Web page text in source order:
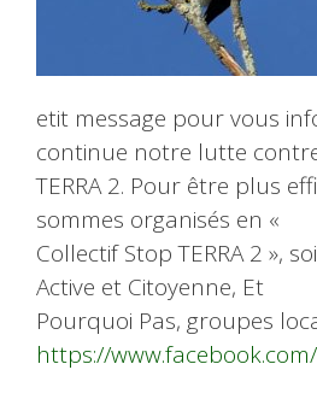
etit message pour vous
continue notre lutte
TERRA 2. Pour être plus
sommes organisés en «
Collectif Stop TERRA 2 »,
Active et Citoyenne, Et
Pourquoi Pas, groupes
https://www.facebook.com/